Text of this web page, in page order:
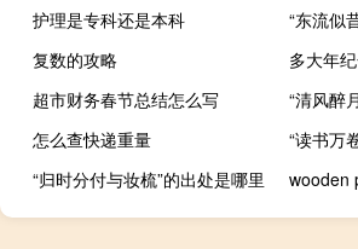
护理是专科还是本科
“东流似
复数的攻略
多大年
超市财务春节总结怎么写
“清风醉
怎么查快递重量
“读书万
“归时分付与妆梳”的出处是哪里
wooden